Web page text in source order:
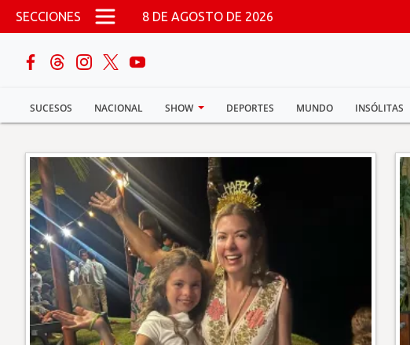
Pasar al contenido principal
SECCIONES 8 DE AGOSTO DE 2026
SUCESOS NACIONAL SHOW DEPORTES MUNDO INSÓLITAS
buscar
Sucesos
Nacional
Política
Show
Deportes
Mundo